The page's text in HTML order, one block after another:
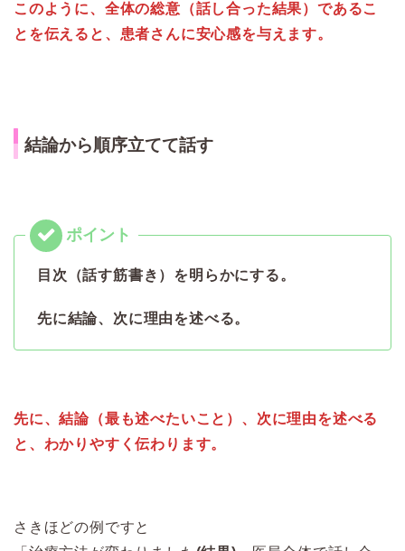
このように、全体の総意（話し合った結果）であるこ
とを伝えると、患者さんに安心感を与えます。
結論から順序立てて話す
目次（話す筋書き）を明らかにする。
先に結論、次に理由を述べる。
先に、結論（最も述べたいこと）、次に理由を述べる
と、わかりやすく伝わります。
さきほどの例ですと